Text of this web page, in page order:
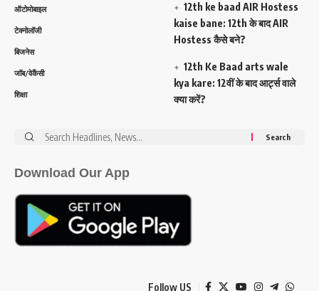
ऑटोमोबाइल
टेक्नोलॉजी
बिजनेस
जॉब/वेकैंसी
शिक्षा
12th ke baad AIR Hostess
kaise bane: 12th के बाद AIR
Hostess कैसे बने?
12th Ke Baad arts wale
kya kare: 12वीं के बाद आर्ट्स वाले
क्या करें?
Search
Download Our App
Follow US